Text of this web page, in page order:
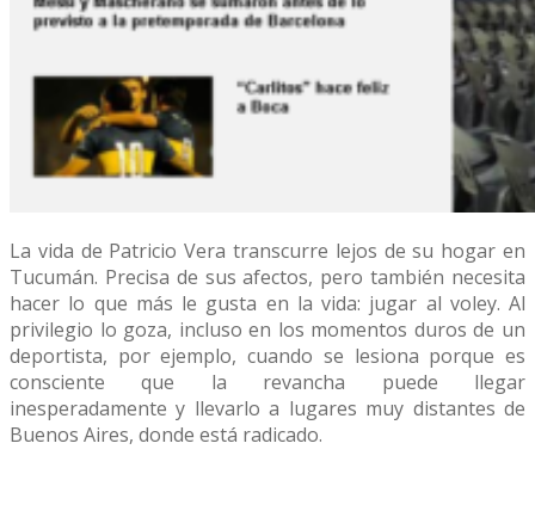
La vida de Patricio Vera transcurre lejos de su hogar en
Tucumán. Precisa de sus afectos, pero también necesita
hacer lo que más le gusta en la vida: jugar al voley. Al
privilegio lo goza, incluso en los momentos duros de un
deportista, por ejemplo, cuando se lesiona porque es
consciente que la revancha puede llegar
inesperadamente y llevarlo a lugares muy distantes de
Buenos Aires, donde está radicado.